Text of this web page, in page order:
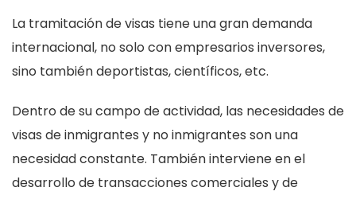
La tramitación de visas tiene una gran demanda
internacional, no solo con empresarios inversores,
sino también deportistas, científicos, etc.
Dentro de su campo de actividad, las necesidades de
visas de inmigrantes y no inmigrantes son una
necesidad constante. También interviene en el
desarrollo de transacciones comerciales y de